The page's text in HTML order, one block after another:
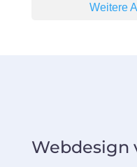
Weitere
Webdesign